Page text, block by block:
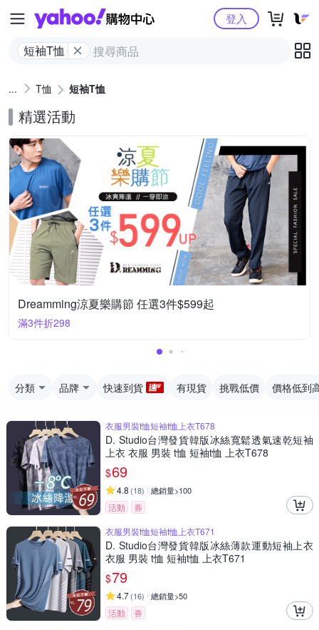
Yahoo購物中心
短袖T恤
登入
T恤 短袖T恤
精選活動
Dreamming涼夏樂購節 任選3件$599起
滿3件折298
分類 品牌 快速到貨 有現貨 挑戰低價 價格低到
衣服男裝t恤短袖t恤上衣T678
D. Studio台灣發貨韓版冰絲寬鬆透氣速乾短袖
上衣 衣服 男裝 t恤 短袖t恤 上衣T678
$69
4.8 (18) 總銷量>100
活動
券
衣服男裝t恤短袖t恤上衣T671
D. Studio台灣發貨韓版冰絲薄款運動短袖上衣
衣服 男裝 t恤 短袖t恤 上衣T671
$79
4.7(16) 總銷量>50
活動
券